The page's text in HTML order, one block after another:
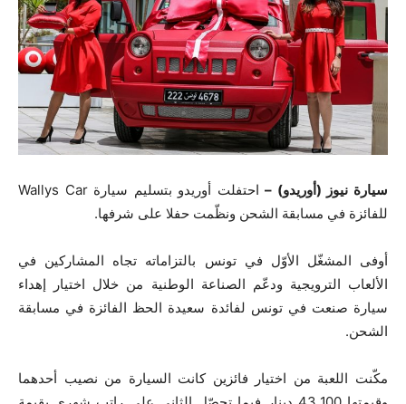
سيارة نيوز (أوريدو) –
احتفلت أوريدو بتسليم سيارة Wallys Car
للفائزة في مسابقة الشحن ونظّمت حفلا على شرفها.
أوفى المشغّل الأوّل في تونس بالتزاماته تجاه المشاركين في
الألعاب الترويجية ودعّم الصناعة الوطنية من خلال اختيار إهداء
سيارة صنعت في تونس لفائدة سعيدة الحظ الفائزة في مسابقة
الشحن.
مكّنت اللعبة من اختيار فائزين كانت السيارة من نصيب أحدهما